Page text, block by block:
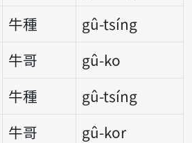
牛種
gû-tsíng
牛哥
gû-ko
牛種
gû-tsíng
牛哥
gû-kor